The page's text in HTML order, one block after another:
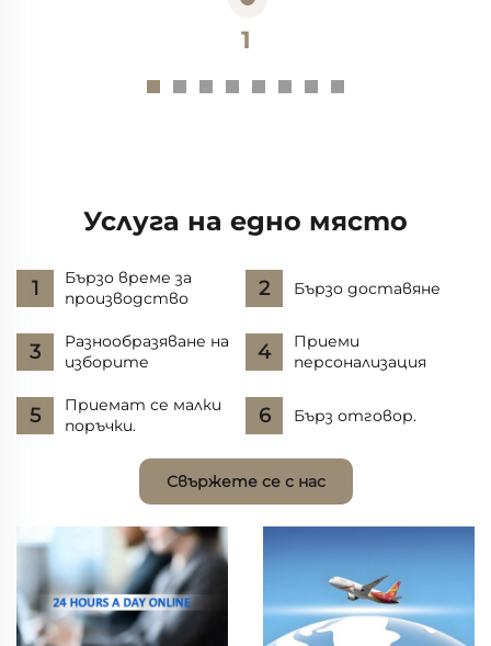
1
Услуга на едно място
Бързо време за
производство
Бързо доставяне
Разнообразяване на
изборите
Приеми
персонализация
Приемат се малки
поръчки.
Бърз отговор.
Свържете се с нас